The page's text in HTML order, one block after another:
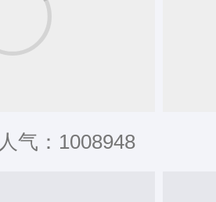
人气：1008948